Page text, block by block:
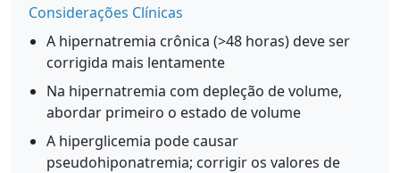
Considerações Clínicas
A hipernatremia crônica (>48 horas) deve ser
corrigida mais lentamente
Na hipernatremia com depleção de volume,
abordar primeiro o estado de volume
A hiperglicemia pode causar
pseudohiponatremia; corrigir os valores de